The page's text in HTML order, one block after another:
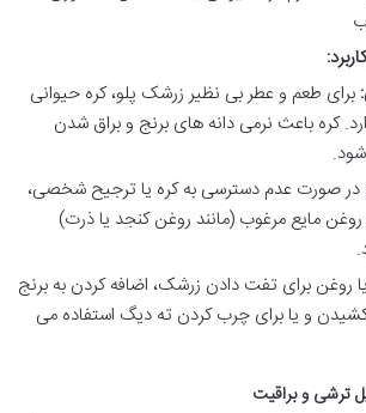
برای طعم و عطر بی نظیر زرشک پلو، کره حیوانی
کره باعث نرمی دانه های برنج و براق شدن
در صورت عدم دسترسی به کره یا ترجیح شخصی،
مایع مرغوب (مانند روغن کنجد یا ذرت)
روغن برای تفت دادن زرشک، اضافه کردن به برنج
و یا برای چرب کردن ته دیگ استفاده می
ترشی و براقیت